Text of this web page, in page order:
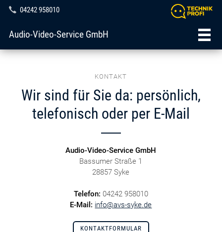
04242 958010
Audio-Video-Service GmbH
KONTAKT
Wir sind für Sie da: persönlich,
telefonisch oder per E-Mail
Audio-Video-Service GmbH
Bassumer Straße 1
28857 Syke
Telefon: 04242 958010
E-Mail: info@avs-syke.de
KONTAKTFORMULAR